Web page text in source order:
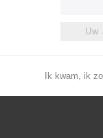
Uw
Ik kwam, ik